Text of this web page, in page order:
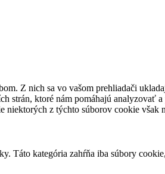
Z nich sa vo vašom prehliadači
strán, ktoré nám pomáhajú
niektorých z týchto súborov cookie
Táto kategória zahŕňa iba súbory